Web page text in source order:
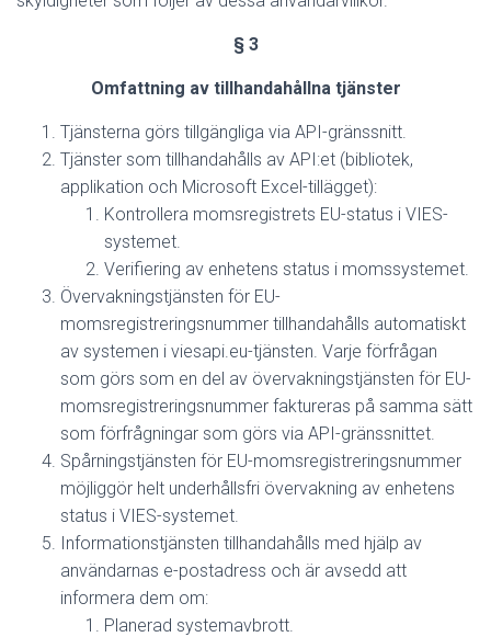
§ 3
Omfattning av tillhandahållna tjänster
Tjänsterna görs tillgängliga via API-gränssnitt.
Tjänster som tillhandahålls av API:et (bibliotek,
applikation och Microsoft Excel-tillägget):
Kontrollera momsregistrets EU-status i VIES-
systemet.
Verifiering av enhetens status i momssystemet.
Övervakningstjänsten för EU-
momsregistreringsnummer tillhandahålls automatiskt
av systemen i viesapi.eu-tjänsten. Varje förfrågan
som görs som en del av övervakningstjänsten för EU-
momsregistreringsnummer faktureras på samma sätt
som förfrågningar som görs via API-gränssnittet.
Spårningstjänsten för EU-momsregistreringsnummer
möjliggör helt underhållsfri övervakning av enhetens
status i VIES-systemet.
Informationstjänsten tillhandahålls med hjälp av
användarnas e-postadress och är avsedd att
informera dem om:
Planerad systemavbrott.